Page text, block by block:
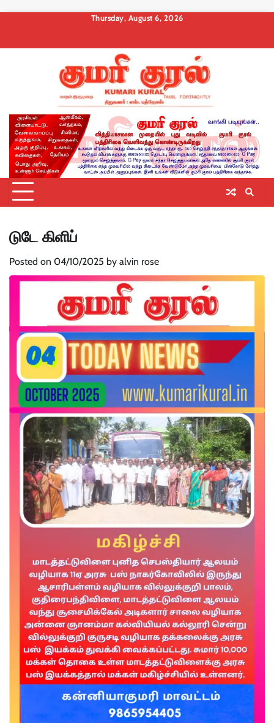
content
Thursday, August 6, 2026
Policy
Conditions
CheckoutCancel
டுடே கிளிப்
Posted on 04/10/2025 by alvin rose